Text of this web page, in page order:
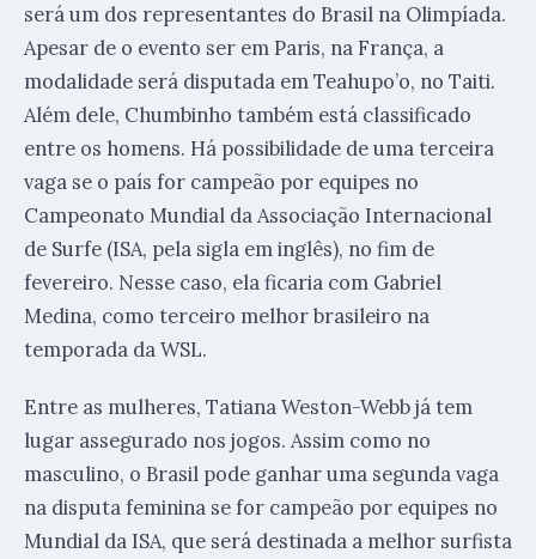
será um dos representantes do Brasil na Olimpíada.
Apesar de o evento ser em Paris, na França, a
modalidade será disputada em Teahupo’o, no Taiti.
Além dele, Chumbinho também está classificado
entre os homens. Há possibilidade de uma terceira
vaga se o país for campeão por equipes no
Campeonato Mundial da Associação Internacional
de Surfe (ISA, pela sigla em inglês), no fim de
fevereiro. Nesse caso, ela ficaria com Gabriel
Medina, como terceiro melhor brasileiro na
temporada da WSL.
Entre as mulheres, Tatiana Weston-Webb já tem
lugar assegurado nos jogos. Assim como no
masculino, o Brasil pode ganhar uma segunda vaga
na disputa feminina se for campeão por equipes no
Mundial da ISA, que será destinada a melhor surfista